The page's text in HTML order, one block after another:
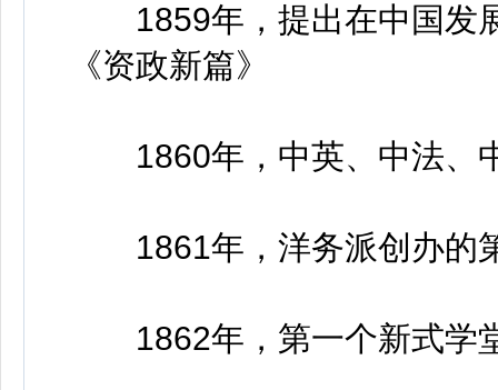
1859年，提出在中国发
《资政新篇》
1860年，中英、中法、
1861年，洋务派创办的
1862年，第一个新式学